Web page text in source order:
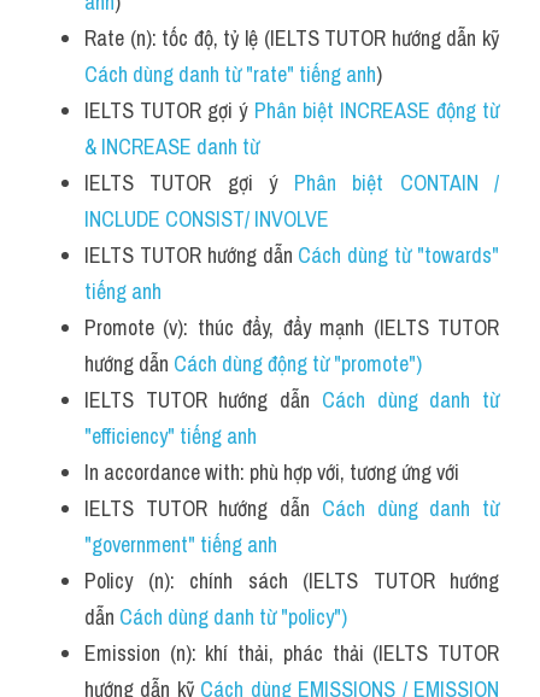
Rate (n): tốc độ, tỷ lệ (IELTS TUTOR hướng dẫn kỹ
Cách dùng danh từ "rate" tiếng anh)
IELTS TUTOR gợi ý Phân biệt INCREASE động từ
& INCREASE danh từ
IELTS TUTOR gợi ý Phân biệt CONTAIN /
INCLUDE CONSIST/ INVOLVE
IELTS TUTOR hướng dẫn Cách dùng từ "towards"
tiếng anh
Promote (v): thúc đẩy, đẩy mạnh (IELTS TUTOR
hướng dẫn Cách dùng động từ "promote")
IELTS TUTOR hướng dẫn Cách dùng danh từ
"efficiency" tiếng anh
In accordance with: phù hợp với, tương ứng với
IELTS TUTOR hướng dẫn Cách dùng danh từ
"government" tiếng anh
Policy (n): chính sách (IELTS TUTOR hướng
dẫn Cách dùng danh từ "policy")
Emission (n): khí thải, phác thải (IELTS TUTOR
hướng dẫn kỹ Cách dùng EMISSIONS / EMISSION